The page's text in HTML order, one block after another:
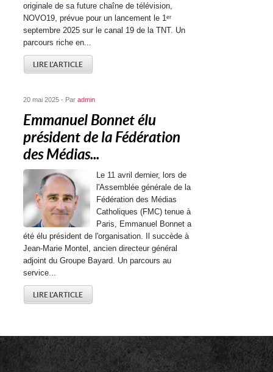
originale de sa future chaîne de télévision,
NOVO19, prévue pour un lancement le 1ᵉʳ
septembre 2025 sur le canal 19 de la TNT. Un
parcours riche en...
LIRE L'ARTICLE
20 mai 2025 - Paradmin
Emmanuel Bonnet élu
président de la Fédération
des Médias...
Le 11 avril dernier, lors de
l'Assemblée générale de la
Fédération des Médias
Catholiques (FMC) tenue à
Paris, Emmanuel Bonnet a
été élu président de l'organisation. Il succède à
Jean-Marie Montel, ancien directeur général
adjoint du Groupe Bayard. Un parcours au
service...
LIRE L'ARTICLE